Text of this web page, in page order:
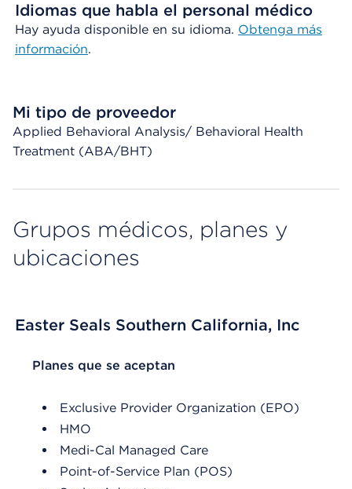
Idiomas que habla el personal médico
Hay ayuda disponible en su idioma. Obtenga más
información.
Mi tipo de proveedor
Applied Behavioral Analysis/ Behavioral Health
Treatment (ABA/BHT)
Grupos médicos, planes y
ubicaciones
Easter Seals Southern California, Inc
List Header Planes que se aceptan
Planes que se aceptan
Exclusive Provider Organization (EPO)
HMO
Medi-Cal Managed Care
Point-of-Service Plan (POS)